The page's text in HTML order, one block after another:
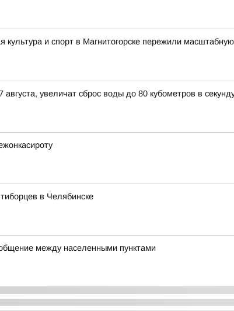
и спорт в Магнитогорске пережили
увеличат сброс воды до 80 кубометров в
в Челябинске
между населенными пунктами